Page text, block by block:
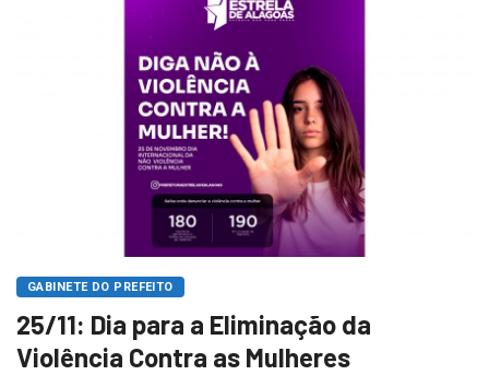
GABINETE DO PREFEITO
25/11: Dia para a Eliminação da
Violência Contra as Mulheres